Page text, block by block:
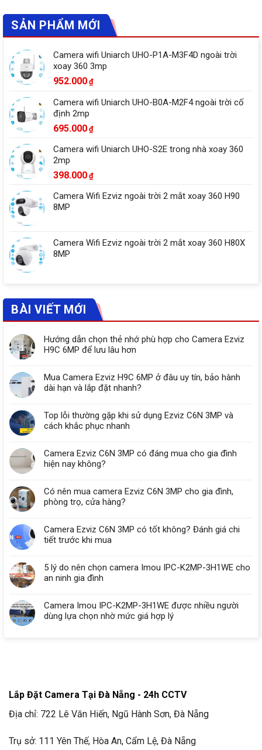
SẢN PHẨM MỚI
Camera wifi Uniarch UHO-P1A-M3F4D ngoài trời
xoay 360 3mp
952.000 ₫
Camera wifi Uniarch UHO-B0A-M2F4 ngoài trời cố
định 2mp
695.000 ₫
Camera wifi Uniarch UHO-S2E trong nhà xoay 360
2mp
398.000 ₫
Camera Wifi Ezviz ngoài trời 2 mắt xoay 360 H90
8MP
Camera Wifi Ezviz ngoài trời 2 mắt xoay 360 H80X
8MP
BÀI VIẾT MỚI
Hướng dẫn chọn thẻ nhớ phù hợp cho Camera Ezviz
H9C 6MP để lưu lâu hơn
Mua Camera Ezviz H9C 6MP ở đâu uy tín, bảo hành
dài hạn và lắp đặt nhanh?
Top lỗi thường gặp khi sử dụng Ezviz C6N 3MP và
cách khắc phục nhanh
Camera Ezviz C6N 3MP có đáng mua cho gia đình
hiện nay không?
Có nên mua camera Ezviz C6N 3MP cho gia đình,
phòng trọ, cửa hàng?
Camera Ezviz C6N 3MP có tốt không? Đánh giá chi
tiết trước khi mua
5 lý do nên chọn camera Imou IPC-K2MP-3H1WE cho
an ninh gia đình
Camera Imou IPC-K2MP-3H1WE được nhiều người
dùng lựa chọn nhờ mức giá hợp lý
Lắp Đặt Camera Tại Đà Nẵng - 24h CCTV
Địa chỉ: 722 Lê Văn Hiến, Ngũ Hành Sơn, Đà Nẵng
Trụ sở: 111 Yên Thế, Hòa An, Cẩm Lệ, Đà Nẵng